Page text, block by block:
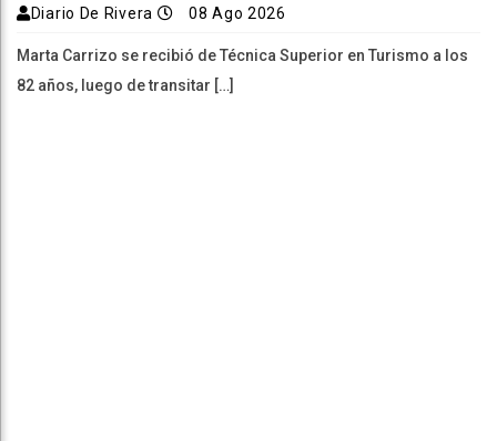
Diario De Rivera 08 Ago 2026
Marta Carrizo se recibió de Técnica Superior en Turismo a los
82 años, luego de transitar […]